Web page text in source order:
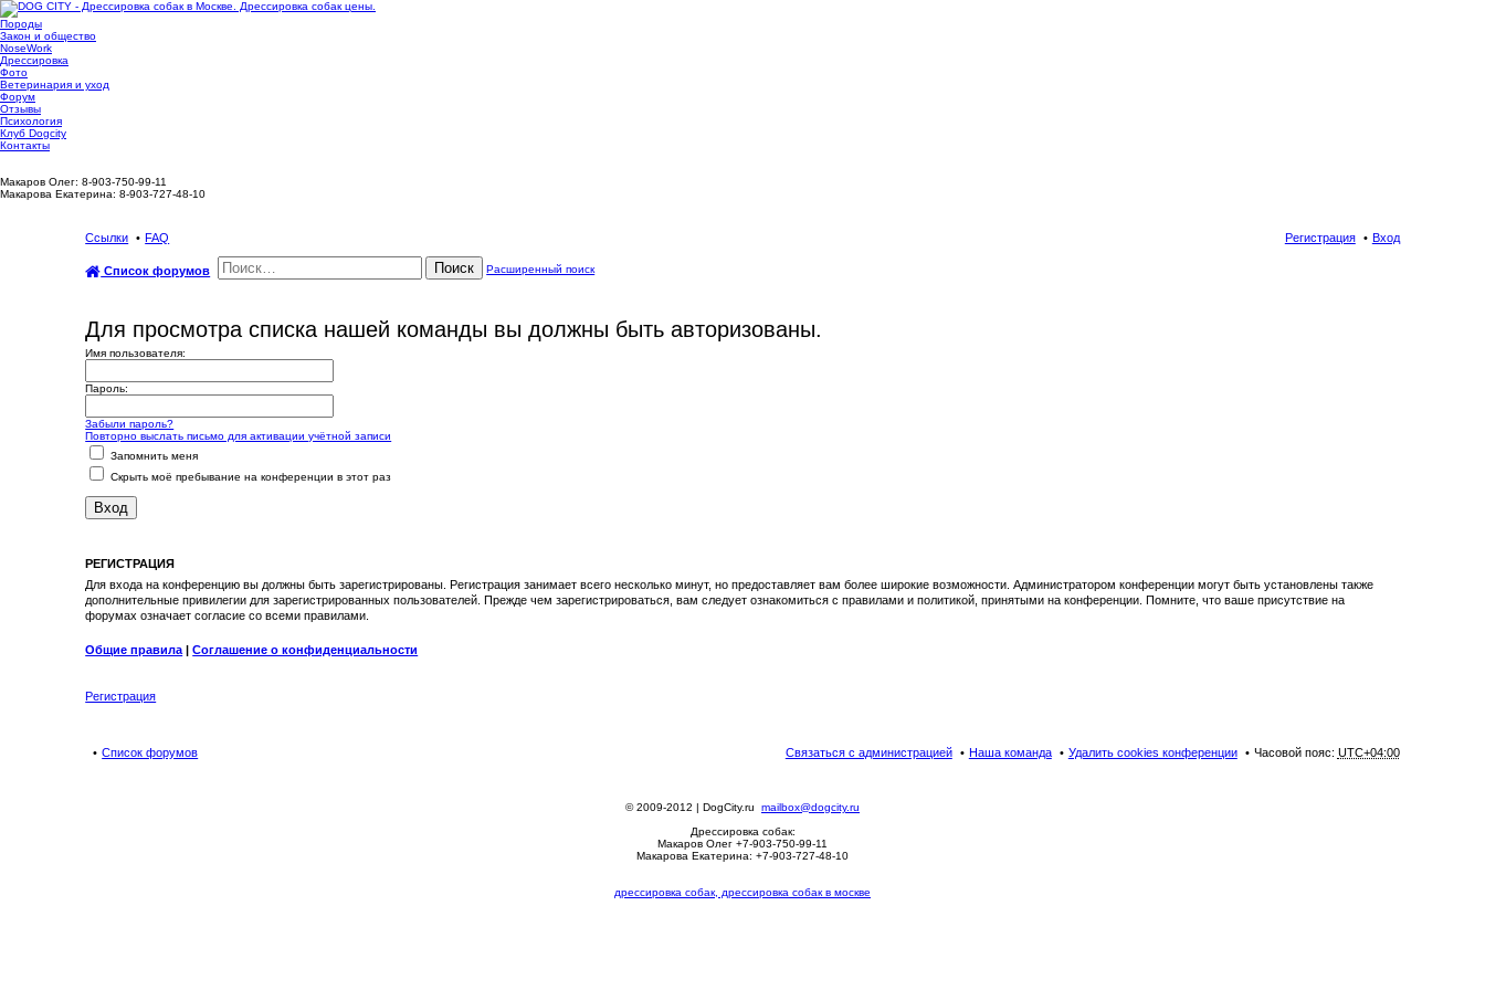
Породы
Закон и общество
NoseWork
Дрессировка
Фото
Ветеринария и уход
Форум
Отзывы
Психология
Клуб Dogcity
Контакты
Макаров Олег: 8-903-750-99-11
Макарова Екатерина: 8-903-727-48-10
Ссылки FAQ Вход
Регистрация
Список форумов Поиск Расширенный поиск
Для просмотра списка нашей команды вы должны быть авторизованы.
Имя пользователя:
Пароль:
Забыли пароль?
Повторно выслать письмо для активации учётной записи
Запомнить меня
Скрыть моё пребывание на конференции в этот раз
РЕГИСТРАЦИЯ
Для входа на конференцию вы должны быть зарегистрированы. Регистрация занимает всего несколько минут, но предоставляет вам более широкие возможности. Администратором конференции могут быть установлены также
дополнительные привилегии для зарегистрированных пользователей. Прежде чем зарегистрироваться, вам следует ознакомиться с правилами и политикой, принятыми на конференции. Помните, что ваше присутствие на
форумах означает согласие со всеми правилами.
Общие правила |Соглашение о конфиденциальности
Регистрация
Список форумов Часовой пояс: UTC+04:00
Удалить cookies конференции
Наша команда
Связаться с администрацией
© 2009-2012 | DogCity.ru mailbox@dogcity.ru
Дрессировка собак:
Макаров Олег +7-903-750-99-11
Макарова Екатерина: +7-903-727-48-10
дрессировка собак, дрессировка собак в москве